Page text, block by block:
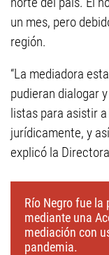
un mes, pero
región.
“La mediadora
pudieran dialogar
listas para asistir
jurídicamente, y
explicó la
Río Negro fue la
mediante una
mediación con
pandemia.